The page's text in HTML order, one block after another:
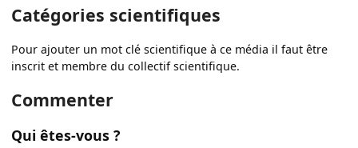
Catégories scientifiques
Pour ajouter un mot clé scientifique à ce média il faut être
inscrit et membre du collectif scientifique.
Commenter
Qui êtes-vous ?